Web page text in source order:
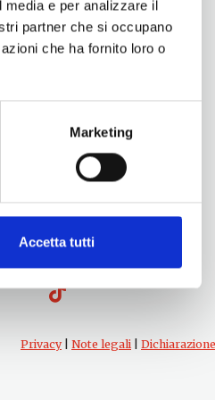
e per analizzare il
partner che si occupano
che ha fornito loro o
Marketing
Accetta tutti
Follow us
Privacy| Note legali